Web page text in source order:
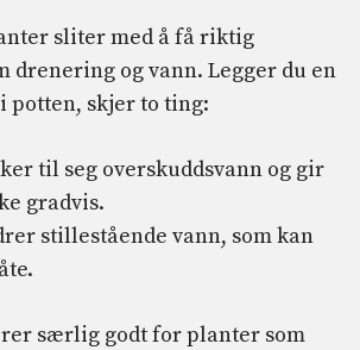
sliter med å få riktig
drenering og vann. Legger du en
potten, skjer to ting:
til seg overskuddsvann og gir
gradvis.
stillestående vann, som kan
særlig godt for planter som